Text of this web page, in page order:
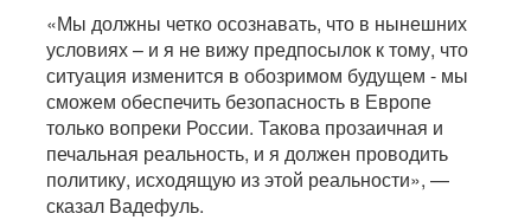
«Мы должны четко осознавать, что в нынешних
условиях – и я не вижу предпосылок к тому, что
ситуация изменится в обозримом будущем - мы
сможем обеспечить безопасность в Европе
только вопреки России. Такова прозаичная и
печальная реальность, и я должен проводить
политику, исходящую из этой реальности», —
сказал Вадефуль.